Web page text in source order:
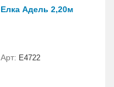
Елка Адель 2,20м
Арт: Е4722